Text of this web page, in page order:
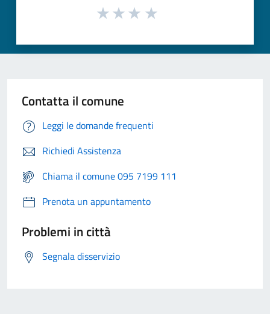
Contatta il comune
Leggi le domande frequenti
Richiedi Assistenza
Chiama il comune 095 7199 111
Prenota un appuntamento
Problemi in città
Segnala disservizio